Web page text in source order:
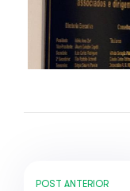
POST ANTERIOR